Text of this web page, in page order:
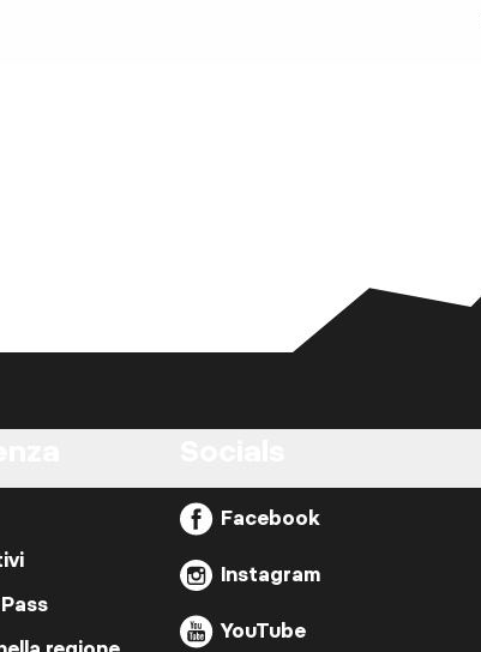
Facebook
Instagram
YouTube